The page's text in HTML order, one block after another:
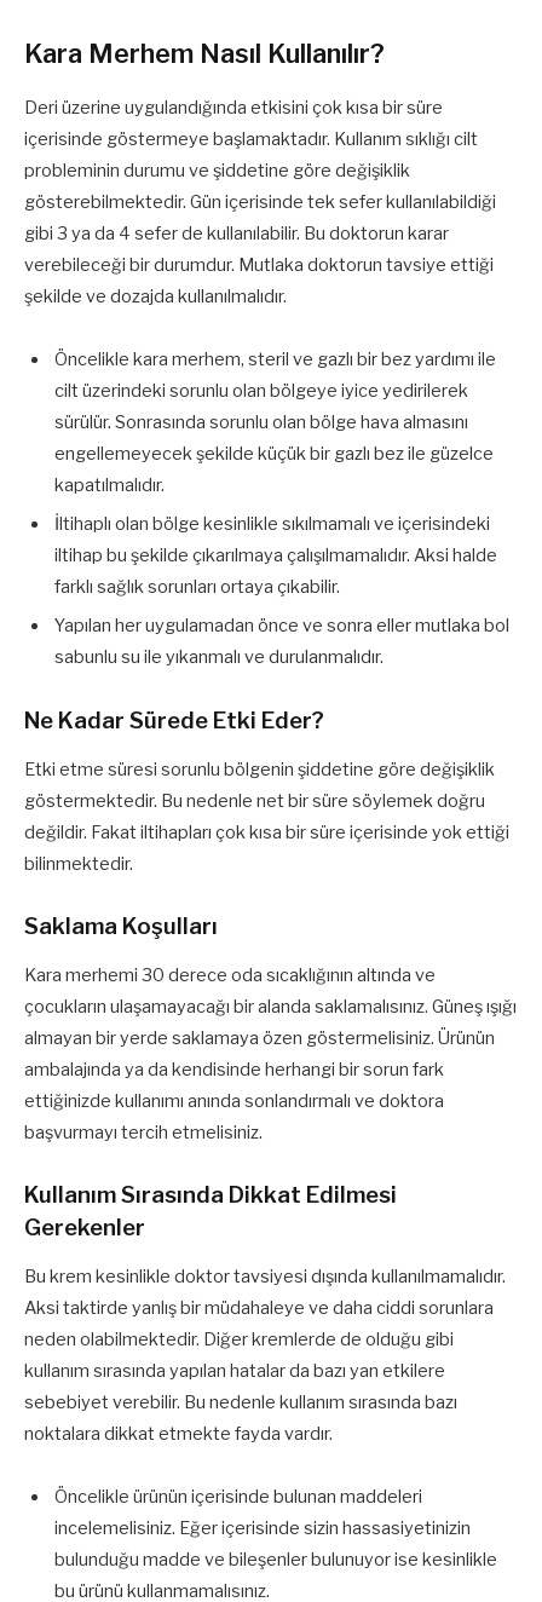
Kara Merhem Nasıl Kullanılır?
Deri üzerine uygulandığında etkisini çok kısa bir süre
içerisinde göstermeye başlamaktadır. Kullanım sıklığı cilt
probleminin durumu ve şiddetine göre değişiklik
gösterebilmektedir. Gün içerisinde tek sefer kullanılabildiği
gibi 3 ya da 4 sefer de kullanılabilir. Bu doktorun karar
verebileceği bir durumdur. Mutlaka doktorun tavsiye ettiği
şekilde ve dozajda kullanılmalıdır.
Öncelikle kara merhem, steril ve gazlı bir bez yardımı ile
cilt üzerindeki sorunlu olan bölgeye iyice yedirilerek
sürülür. Sonrasında sorunlu olan bölge hava almasını
engellemeyecek şekilde küçük bir gazlı bez ile güzelce
kapatılmalıdır.
İltihaplı olan bölge kesinlikle sıkılmamalı ve içerisindeki
iltihap bu şekilde çıkarılmaya çalışılmamalıdır. Aksi halde
farklı sağlık sorunları ortaya çıkabilir.
Yapılan her uygulamadan önce ve sonra eller mutlaka bol
sabunlu su ile yıkanmalı ve durulanmalıdır.
Ne Kadar Sürede Etki Eder?
Etki etme süresi sorunlu bölgenin şiddetine göre değişiklik
göstermektedir. Bu nedenle net bir süre söylemek doğru
değildir. Fakat iltihapları çok kısa bir süre içerisinde yok ettiği
bilinmektedir.
Saklama Koşulları
Kara merhemi 30 derece oda sıcaklığının altında ve
çocukların ulaşamayacağı bir alanda saklamalısınız. Güneş ışığı
almayan bir yerde saklamaya özen göstermelisiniz. Ürünün
ambalajında ya da kendisinde herhangi bir sorun fark
ettiğinizde kullanımı anında sonlandırmalı ve doktora
başvurmayı tercih etmelisiniz.
Kullanım Sırasında Dikkat Edilmesi
Gerekenler
Bu krem kesinlikle doktor tavsiyesi dışında kullanılmamalıdır.
Aksi taktirde yanlış bir müdahaleye ve daha ciddi sorunlara
neden olabilmektedir. Diğer kremlerde de olduğu gibi
kullanım sırasında yapılan hatalar da bazı yan etkilere
sebebiyet verebilir. Bu nedenle kullanım sırasında bazı
noktalara dikkat etmekte fayda vardır.
Öncelikle ürünün içerisinde bulunan maddeleri
incelemelisiniz. Eğer içerisinde sizin hassasiyetinizin
bulunduğu madde ve bileşenler bulunuyor ise kesinlikle
bu ürünü kullanmamalısınız.